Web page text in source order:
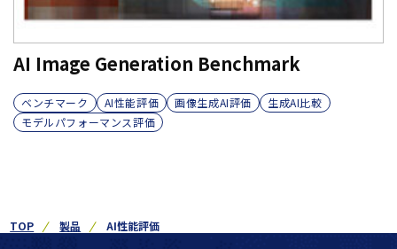
AI Image Generation Benchmark
ベンチマーク AI性能評価 画像生成AI評価
生成AI比較
モデルパフォーマンス評価
TOP 製品 AI性能評価